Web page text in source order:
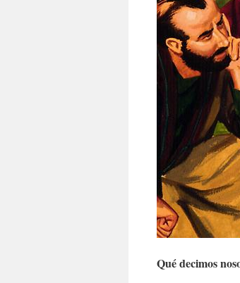
Qué decimos